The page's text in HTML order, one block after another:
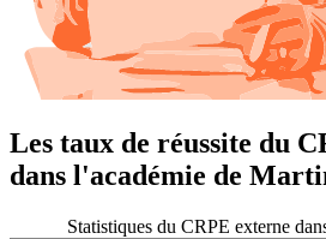
Les taux de réussite du
dans l'académie de
Statistiques du CRPE externe